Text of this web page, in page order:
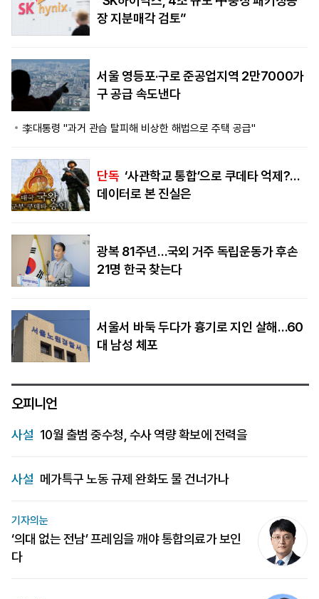
장 지분매각 검토”
서울 영등포·구로 준공업지역 2만7000가
구 공급 속도낸다
李대통령 "과거 관습 탈피해 비상한 해법으로 주택 공급"
단독 ‘사관학교 통합’으로 쿠데타 억제?…
데이터로 본 진실은
광복 81주년…국외 거주 독립운동가 후손
21명 한국 찾는다
서울서 바둑 두다가 흉기로 지인 살해…60
대 남성 체포
오피니언
사설 10월 출범 중수청, 수사 역량 확보에 전력을
사설 메가특구 노동 규제 완화도 물 건너가나
기자의눈
‘의대 없는 전남’ 프레임을 깨야 통합의료가 보인
다